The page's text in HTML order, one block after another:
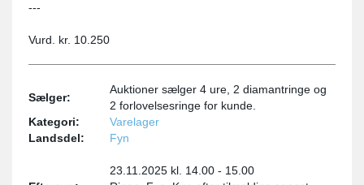
---
Vurd. kr. 10.250
Sælger:
Auktioner sælger 4 ure, 2 diamantringe og
2 forlovelsesringe for kunde.
Kategori:
Varelager
Landsdel:
Fyn
23.11.2025 kl. 14.00 - 15.00